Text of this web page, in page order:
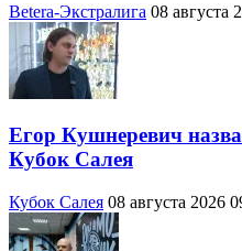
Betera-Экстралига 08 августа
Егор Кушнеревич
Кубок Салея
Кубок Салея 08 августа 2026